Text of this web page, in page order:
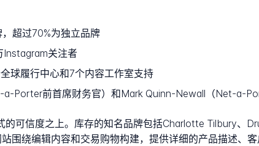
超过70%为独立品牌
Instagram关注者
球履行中心和7个内容工作室支持
a-Porter前首席财务官）和Mark Quinn-Newall（Net-a-
可信度之上。库存的知名品牌包括Charlotte Tilbury、
围绕编辑内容和交易购物构建，提供详细的产品描述、